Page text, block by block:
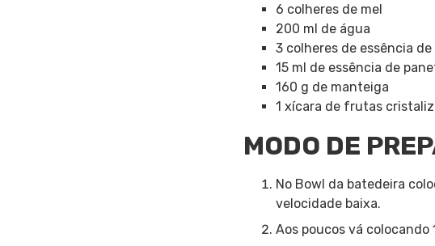
6 colheres de mel
200 ml de água
3 colheres de essência
15 ml de essência de
160 g de manteiga
1 xícara de frutas
MODO DE
No Bowl da batedeira
velocidade baixa.
Aos poucos vá colocando